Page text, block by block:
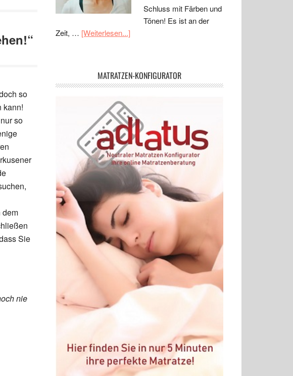
so
kann!
so
dem
Sie
nie
Schluss mit Färben und
Tönen! Es ist an der
Zeit, … [Weiterlesen...]
MATRATZEN-KONFIGURATOR